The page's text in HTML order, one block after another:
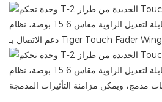
دعم الاتصال بـ Tiger Touch Fader Wing